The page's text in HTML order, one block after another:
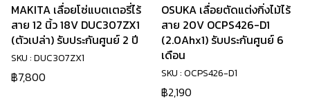
MAKITA เลื่อยโซ่แบตเตอรี่ไร้
สาย 12 นิ้ว 18V DUC307ZX1
(ตัวเปล่า) รับประกันศูนย์ 2 ปี
SKU : DUC307ZX1
฿7,800
OSUKA เลื่อยตัดแต่งกิ่งไม้ไร้
สาย 20V OCPS426-D1
(2.0Ahx1) รับประกันศูนย์ 6
เดือน
SKU : OCPS426-D1
฿2,190